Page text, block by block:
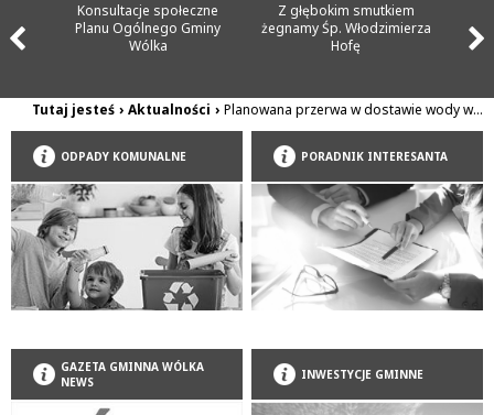
Konsultacje społeczne
Planu Ogólnego Gminy
Wólka
Z głębokim smutkiem
żegnamy Śp. Włodzimierza
Hofę
Tutaj jesteś › Aktualności › Planowana przerwa w dostawie wody w...
ODPADY KOMUNALNE PORADNIK INTERESANTA
GAZETA GMINNA WÓLKA
NEWS
INWESTYCJE GMINNE